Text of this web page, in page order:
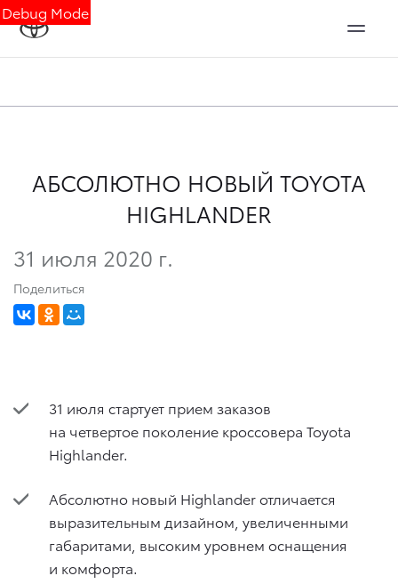
Debug Mode
АБСОЛЮТНО НОВЫЙ TOYOTA
HIGHLANDER
31 июля 2020 г.
Поделиться
31 июля стартует прием заказов
на четвертое поколение кроссовера Toyota
Highlander.
Абсолютно новый Highlander отличается
выразительным дизайном, увеличенными
габаритами, высоким уровнем оснащения
и комфорта.